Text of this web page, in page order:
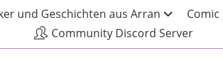
und Geschichten aus Arran
Community Discord Server